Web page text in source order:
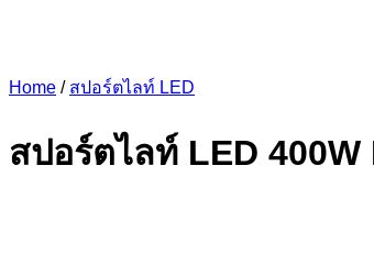
Home / สปอร์ตไลท์ LED
สปอร์ตไลท์ LED 400W